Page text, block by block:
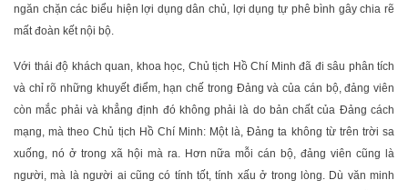
ngăn chặn các biểu hiện lợi dụng dân chủ, lợi dụng tự phê bình gây chia rẽ
mất đoàn kết nội bộ.
Với thái độ khách quan, khoa học, Chủ tịch Hồ Chí Minh đã đi sâu phân tích
và chỉ rõ những khuyết điểm, hạn chế trong Đảng và của cán bộ, đảng viên
còn mắc phải và khẳng định đó không phải là do bản chất của Đảng cách
mạng, mà theo Chủ tịch Hồ Chí Minh: Một là, Đảng ta không từ trên trời sa
xuống, nó ở trong xã hội mà ra. Hơn nữa mỗi cán bộ, đảng viên cũng là
người, mà là người ai cũng có tính tốt, tính xấu ở trong lòng. Dù văn minh